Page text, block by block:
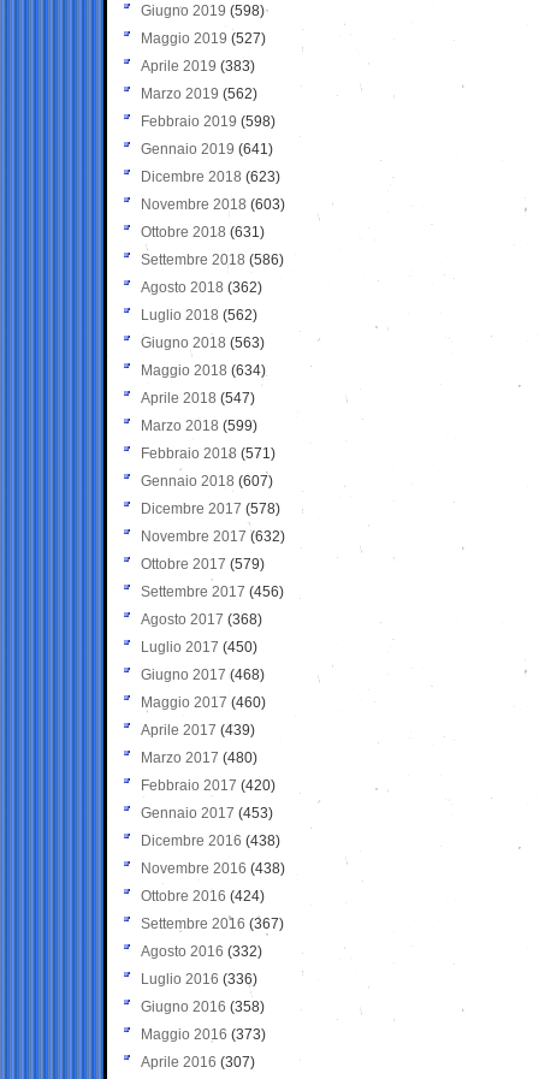
Giugno 2019 (598)
Maggio 2019 (527)
Aprile 2019 (383)
Marzo 2019 (562)
Febbraio 2019 (598)
Gennaio 2019 (641)
Dicembre 2018 (623)
Novembre 2018 (603)
Ottobre 2018 (631)
Settembre 2018 (586)
Agosto 2018 (362)
Luglio 2018 (562)
Giugno 2018 (563)
Maggio 2018 (634)
Aprile 2018 (547)
Marzo 2018 (599)
Febbraio 2018 (571)
Gennaio 2018 (607)
Dicembre 2017 (578)
Novembre 2017 (632)
Ottobre 2017 (579)
Settembre 2017 (456)
Agosto 2017 (368)
Luglio 2017 (450)
Giugno 2017 (468)
Maggio 2017 (460)
Aprile 2017 (439)
Marzo 2017 (480)
Febbraio 2017 (420)
Gennaio 2017 (453)
Dicembre 2016 (438)
Novembre 2016 (438)
Ottobre 2016 (424)
Settembre 2016 (367)
Agosto 2016 (332)
Luglio 2016 (336)
Giugno 2016 (358)
Maggio 2016 (373)
Aprile 2016 (307)